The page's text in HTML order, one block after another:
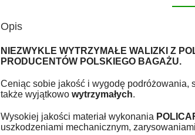
Opis
NIEZWYKLE WYTRZYMAŁE WALIZKI Z
PRODUCENTÓW POLSKIEGO BAGAŻU.
Ceniąc sobie jakość i wygodę podróżowania,
także wyjątkowo wytrzymałych.
Wysokiej jakości materiał wykonania
uszkodzeniami mechanicznym,